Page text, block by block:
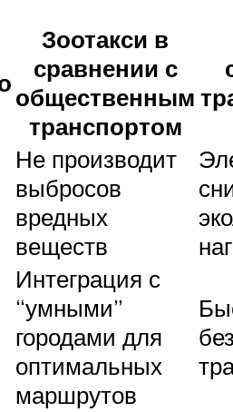
Зоотакси в
сравнении с
общественным
транспортом
Не производит
выбросов
вредных
веществ
Интеграция с
“умными”
городами для
оптимальных
маршрутов